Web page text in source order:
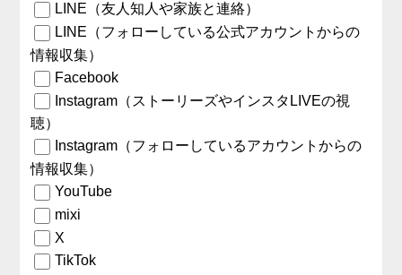
LINE（友人知人や家族と連絡）
LINE（フォローしている公式アカウントからの
情報収集）
Facebook
Instagram（ストーリーズやインスタLIVEの視
聴）
Instagram（フォローしているアカウントからの
情報収集）
YouTube
mixi
X
TikTok